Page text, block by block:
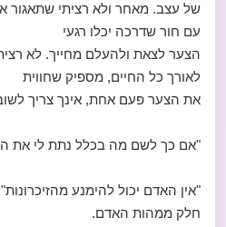
של עצב. מאחר ולא רציתי שתאגור
עם חור שדרכה יכלו רגעי
הצער לצאת ולהעלם מחייך. לא
לאורך כל החיים, מספיק שחווית
את הצער פעם אחת, אינך צריך
"אם כך לשם מה בכלל נתת לי את
"אין האדם יכול להימנע
חלק ממהות האדם.